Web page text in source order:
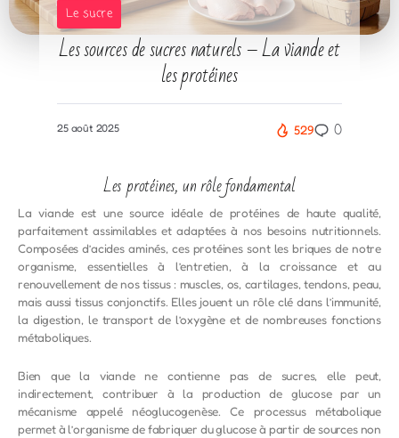
Le sucre
Les sources de sucres naturels – La viande et
les protéines
25 août 2025 529 0
Les protéines, un rôle fondamental
La viande est une source idéale de protéines de haute qualité,
parfaitement assimilables et adaptées à nos besoins nutritionnels.
Composées d’acides aminés, ces protéines sont les briques de notre
organisme, essentielles à l’entretien, à la croissance et au
renouvellement de nos tissus : muscles, os, cartilages, tendons, peau,
mais aussi tissus conjonctifs. Elles jouent un rôle clé dans l’immunité,
la digestion, le transport de l’oxygène et de nombreuses fonctions
métaboliques.
Bien que la viande ne contienne pas de sucres, elle peut,
indirectement, contribuer à la production de glucose par un
mécanisme appelé néoglucogenèse. Ce processus métabolique
permet à l’organisme de fabriquer du glucose à partir de sources non